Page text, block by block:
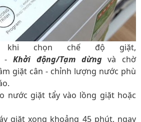
chọn chế độ giặt,
Khởi động/Tạm dừngvà chờ
giặt cân - chỉnh lượng nước phù
nước giặt tẩy vào lồng giặt hoặc
giặt xong khoảng 45 phút, ngay